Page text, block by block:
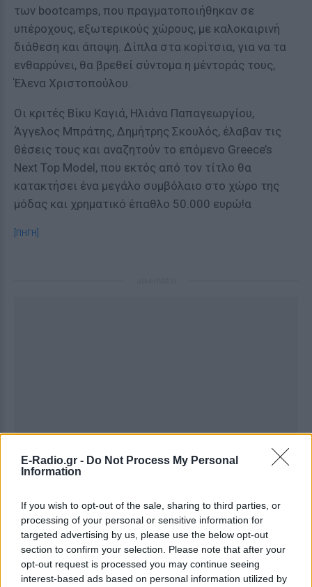
E-Radio.gr - Do Not Process My Personal
Information
If you wish to opt-out of the sale, sharing to third parties, or
processing of your personal or sensitive information for
targeted advertising by us, please use the below opt-out
section to confirm your selection. Please note that after your
opt-out request is processed you may continue seeing
interest-based ads based on personal information utilized by
των bootcamps, που πραγματοποιήθηκαν σε
υπέροχους, εξωτερικούς χώρους, με καλοκαιρινή
διάθεση και άποψη. Δίπλα στα κορίτσια, για να τα
ενθαρρύνει, θα βρεθεί σύντομα η μέντοράς τους,
Έλενα Χριστοπούλου.
Οι κριτές Βίκυ Καγιά, Ηλιάνα Παπαγεωργίου,
Άγγελος Μπράτης, Δημήτρης Σκουλός, έλαβαν τις
θέσεις τους και αναζητούν το επόμενο Greece’s
Next Top Model, που εκτός από τον τίτλο θα
κατακτήσει ένα μεγάλο συμβόλαιο στο χώρο της
μόδας και χρηματικό έπαθλο 50.000 ευρώ!α
[ΠΗΓΗ]